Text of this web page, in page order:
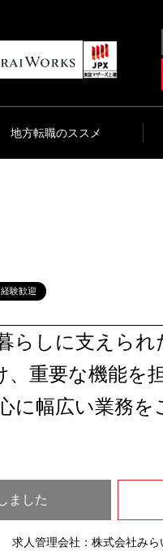
地方転職のススメ
験歓迎
らしに支えら
重要な機能を
幅広い業務を
ました
求人管理会社：株式会社みら